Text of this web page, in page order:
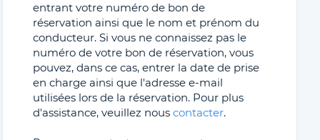
PASSE
ACTUEL
NOUVEAU
MOT
SE CONNECTER
MOT DE PASSE OUBLIÉ ?
POUR UNE RÉSERVATION RAPIDE ET
FACILE
entrant votre numéro de bon de
réservation ainsi que le nom et prénom du
conducteur. Si vous ne connaissez pas le
numéro de votre bon de réservation, vous
pouvez, dans ce cas, entrer la date de prise
en charge ainsi que l'adresse e-mail
utilisées lors de la réservation. Pour plus
d'assistance, veuillez nouscontacter.